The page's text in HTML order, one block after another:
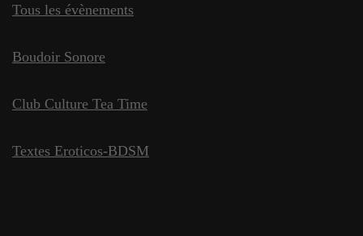
Tous les évènements
Boudoir Sonore
Club Culture Tea Time
Textes Eroticos-BDSM